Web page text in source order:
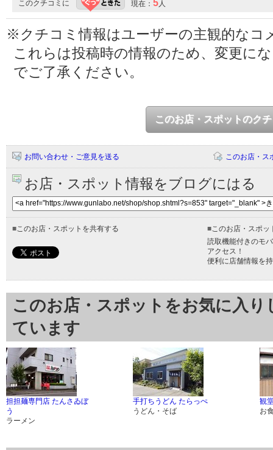
このクチコミに 現在： 5人
※クチコミ情報はユーザーの主観的なコ
これらは投稿時の情報のため、変更に
でご了承ください。
このお店・スポットのク
お問い合わせ・ご意見を送る このお店・ス
お店・スポット情報をブログにはる
■このお店・スポットを共有する ■このお店・スポッ
読取機能付きのモ
アクセス！
便利に店舗情報を
このお店・スポットをお気に入
ています
担担麺専門店 たんさゐぼ
う
ラーメン
手打ちうどん たらっぺ
うどん・そば
観
お